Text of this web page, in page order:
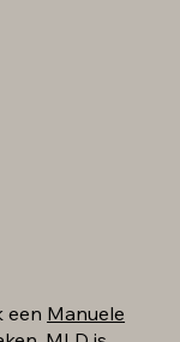
een Manuele